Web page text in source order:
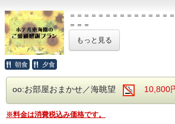
＝＝＝＝＝＝＝＝＝＝＝＝＝＝
＝＝＝
本プランは、特別プランにつき
す。
★ご愛顧プラン（室数限定）
…………‥‥・*・‥‥……………
もっと見る
朝食 夕食
oo:お部屋おまかせ／海眺望 10,800
※料金は消費税込み価格です。